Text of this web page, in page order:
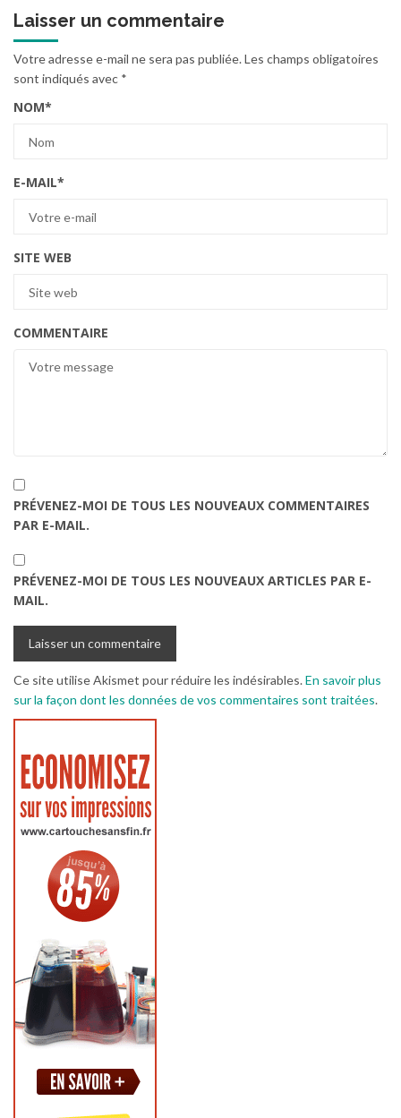
Laisser un commentaire
Votre adresse e-mail ne sera pas publiée.Les champs obligatoires
sont indiqués avec *
NOM*
E-MAIL*
SITE WEB
COMMENTAIRE
PRÉVENEZ-MOI DE TOUS LES NOUVEAUX COMMENTAIRES
PAR E-MAIL.
PRÉVENEZ-MOI DE TOUS LES NOUVEAUX ARTICLES PAR E-
MAIL.
Ce site utilise Akismet pour réduire les indésirables.En savoir plus
sur la façon dont les données de vos commentaires sont traitées.